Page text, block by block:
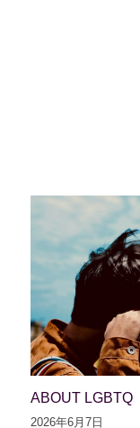
ABOUT LGBTQ
2026年6月7日